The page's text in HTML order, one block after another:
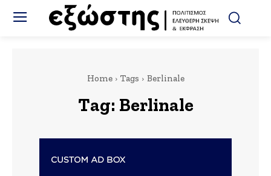
Home Tags Berlinale
Tag: Berlinale